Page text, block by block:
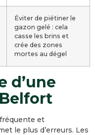
Éviter de piétiner le
gazon gelé : cela
casse les brins et
crée des zones
mortes au dégel
d’une
et
le plus d’erreurs. Les